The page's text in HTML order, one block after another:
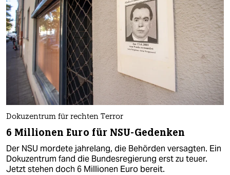
Dokuzentrum für rechten Terror
6 Millionen Euro für NSU-Gedenken
Der NSU mordete jahrelang, die Behörden versagten. Ein
Dokuzentrum fand die Bundesregierung erst zu teuer.
Jetzt stehen doch 6 Millionen Euro bereit.